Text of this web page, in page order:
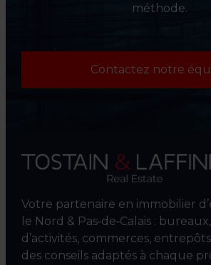
méthode.
Contactez notre
Votre partenaire en immobilier
le Nord & Pas‑de‑Calais :
d’activités, commerces,
des conseils adaptés à chaque